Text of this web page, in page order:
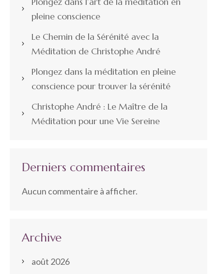
pleine conscience
Le Chemin de la Sérénité avec la
Méditation de Christophe André
Plongez dans la méditation en pleine
conscience pour trouver la sérénité
Christophe André : Le Maître de la
Méditation pour une Vie Sereine
Derniers commentaires
Aucun commentaire à afficher.
Archive
août 2026